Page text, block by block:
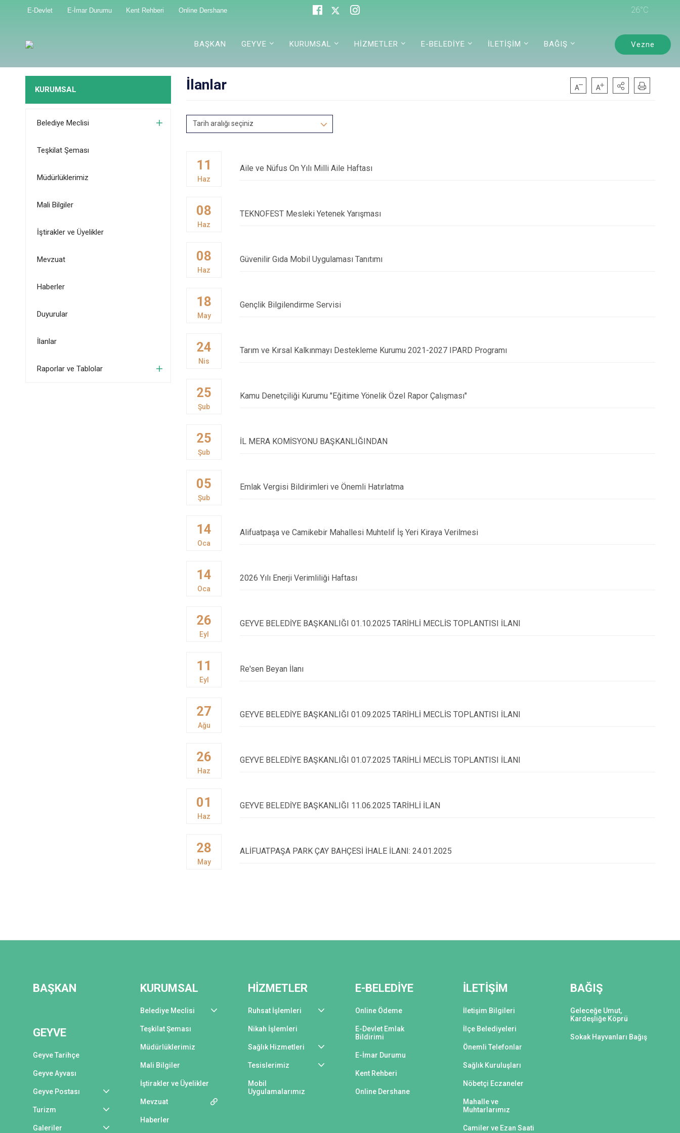
E-Devlet E-İmar Durumu Kent Rehberi Online Dershane 26°C
BAŞKAN GEYVE KURUMSAL HİZMETLER E-BELEDİYE İLETİŞİM BAĞIŞ Vezne
KURUMSAL
Belediye Meclisi
Teşkilat Şeması
Müdürlüklerimiz
Mali Bilgiler
İştirakler ve Üyelikler
Mevzuat
Haberler
Duyurular
İlanlar
Raporlar ve Tablolar
İlanlar
Tarih aralığı seçiniz
11
Haz
Aile ve Nüfus On Yılı Milli Aile Haftası
08
Haz
TEKNOFEST Mesleki Yetenek Yarışması
08
Haz
Güvenilir Gıda Mobil Uygulaması Tanıtımı
18
May
Gençlik Bilgilendirme Servisi
24
Nis
Tarım ve Kırsal Kalkınmayı Destekleme Kurumu 2021-2027 IPARD Programı
25
Şub
Kamu Denetçiliği Kurumu "Eğitime Yönelik Özel Rapor Çalışması"
25
Şub
İL MERA KOMİSYONU BAŞKANLIĞINDAN
05
Şub
Emlak Vergisi Bildirimleri ve Önemli Hatırlatma
14
Oca
Alifuatpaşa ve Camikebir Mahallesi Muhtelif İş Yeri Kiraya Verilmesi
14
Oca
2026 Yılı Enerji Verimliliği Haftası
26
Eyl
GEYVE BELEDİYE BAŞKANLIĞI 01.10.2025 TARİHLİ MECLİS TOPLANTISI İLANI
11
Eyl
Re'sen Beyan İlanı
27
Ağu
GEYVE BELEDİYE BAŞKANLIĞI 01.09.2025 TARİHLİ MECLİS TOPLANTISI İLANI
26
Haz
GEYVE BELEDİYE BAŞKANLIĞI 01.07.2025 TARİHLİ MECLİS TOPLANTISI İLANI
01
Haz
GEYVE BELEDİYE BAŞKANLIĞI 11.06.2025 TARİHLİ İLAN
28
May
ALİFUATPAŞA PARK ÇAY BAHÇESİ İHALE İLANI: 24.01.2025
BAŞKAN
GEYVE
Geyve Tarihçe
Geyve Ayvası
Geyve Postası
Turizm
Galeriler
KURUMSAL
Belediye Meclisi
Teşkilat Şeması
Müdürlüklerimiz
Mali Bilgiler
İştirakler ve Üyelikler
Mevzuat
Haberler
HİZMETLER
Ruhsat İşlemleri
Nikah İşlemleri
Sağlık Hizmetleri
Tesislerimiz
Mobil
Uygulamalarımız
E-BELEDİYE
Online Ödeme
E-Devlet Emlak
Bildirimi
E-İmar Durumu
Kent Rehberi
Online Dershane
İLETİŞİM
İletişim Bilgileri
İlçe Belediyeleri
Önemli Telefonlar
Sağlık Kuruluşları
Nöbetçi Eczaneler
Mahalle ve
Muhtarlarımız
Camiler ve Ezan Saati
BAĞIŞ
Geleceğe Umut,
Kardeşliğe Köprü
Sokak Hayvanları Bağış